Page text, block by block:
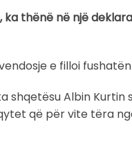
ka thënë në një
e filloi
shqetësu Albin
që për vite tëra